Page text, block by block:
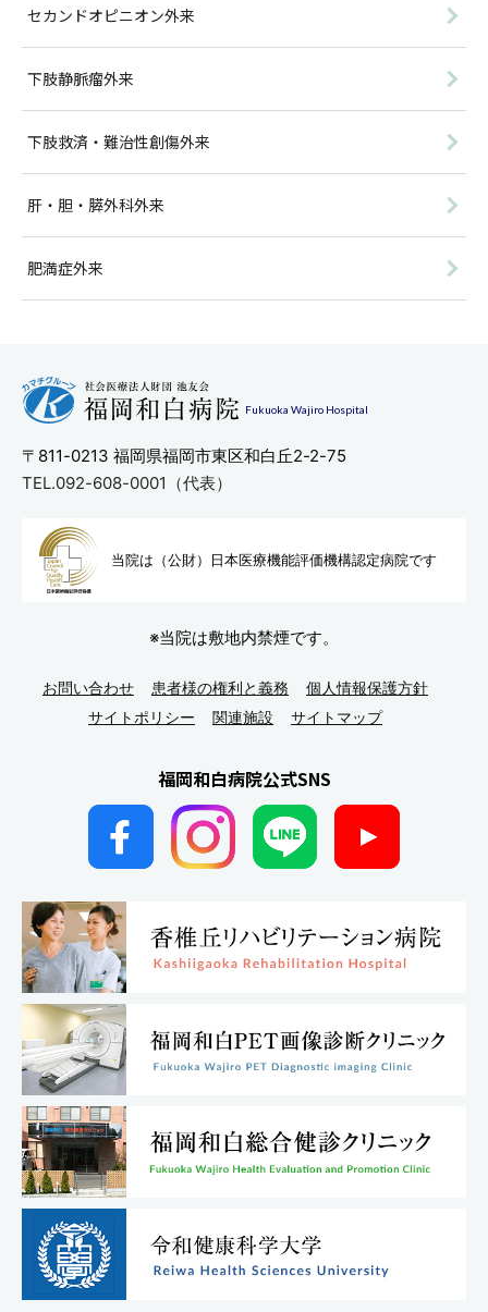
セカンドオピニオン外来
下肢静脈瘤外来
下肢救済・難治性創傷外来
肝・胆・膵外科外来
肥満症外来
Fukuoka Wajiro Hospital
〒811-0213 福岡県福岡市東区和白丘2-2-75
TEL.092-608-0001（代表）
当院は（公財）日本医療機能評価機構認定病院です
※当院は敷地内禁煙です。
お問い合わせ 患者様の権利と義務
個人情報保護方針
サイトポリシー
関連施設 サイトマップ
福岡和白病院公式SNS